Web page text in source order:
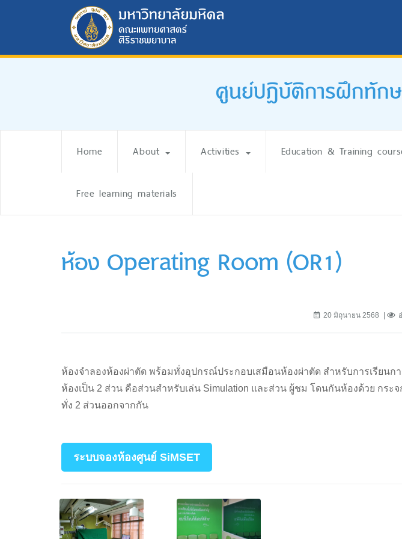
ศูนย์ปฏิบัติการฝึกทักษ
Home About Activities Education & Training
Free learning materials
ห้อง Operating Room (OR1)
20 มิถุนายน 2568
ห้องจำลองห้องผ่าตัด พร้อมทั่งอุปกรณ์ประกอบเสมือนห้องผ่าตัด สำหรับการเรียนก
ห้องเป็น 2 ส่วน คือส่วนสำหรับเล่น Simulation และส่วน ผู้ชม โดนกันห้องด้วย กระจ
ทั่ง 2 ส่วนออกจากกัน
ระบบจองห้องศูนย์ SiMSET